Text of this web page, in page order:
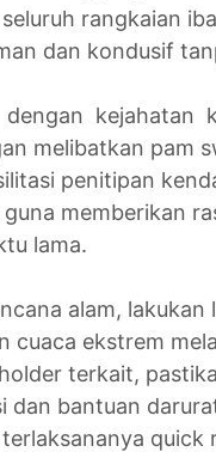
rangkaian
dan kondusif
kejahatan
melibatkan pam
penitipan
memberikan
lama.
alam,
cuaca ekstrem
terkait,
dan bantuan
quick